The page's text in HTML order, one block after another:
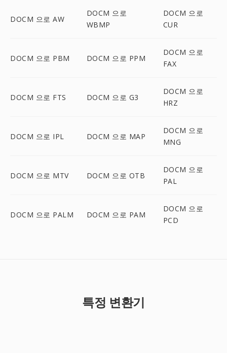
DOCM 으로 AW
DOCM 으로
WBMP
DOCM 으로
CUR
DOCM 으로 PBM DOCM 으로 PPM
DOCM 으로
FAX
DOCM 으로 FTS DOCM 으로 G3
DOCM 으로
HRZ
DOCM 으로 IPL DOCM 으로 MAP
DOCM 으로
MNG
DOCM 으로 MTV DOCM 으로 OTB
DOCM 으로
PAL
DOCM 으로 PALM DOCM 으로 PAM
DOCM 으로
PCD
특정 변환기